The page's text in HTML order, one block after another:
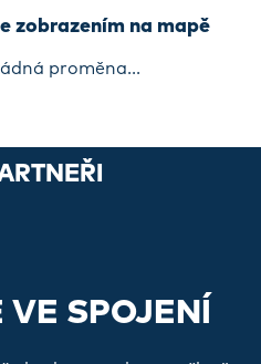
zobrazením na mapě
proměna...
SPOJENÍ